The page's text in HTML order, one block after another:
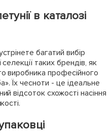
в каталозі
багатий вибір
селекції таких брендів, як
виробника професійного
Їх чесноти - це ідеальне
відсоток схожості насіння